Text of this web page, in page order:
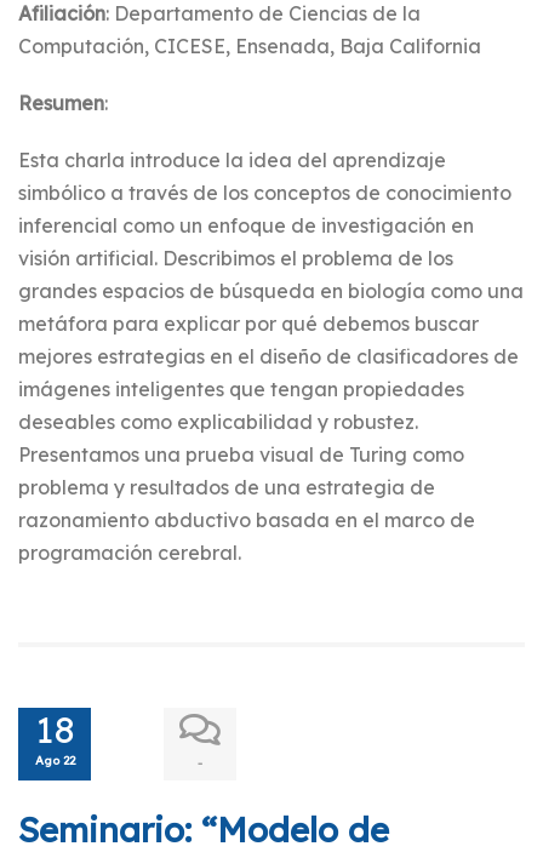
Afiliación: Departamento de Ciencias de la
Computación, CICESE, Ensenada, Baja California
Resumen:
Esta charla introduce la idea del aprendizaje
simbólico a través de los conceptos de conocimiento
inferencial como un enfoque de investigación en
visión artificial. Describimos el problema de los
grandes espacios de búsqueda en biología como una
metáfora para explicar por qué debemos buscar
mejores estrategias en el diseño de clasificadores de
imágenes inteligentes que tengan propiedades
deseables como explicabilidad y robustez.
Presentamos una prueba visual de Turing como
problema y resultados de una estrategia de
razonamiento abductivo basada en el marco de
programación cerebral.
18
Ago 22 -
Seminario: “Modelo de